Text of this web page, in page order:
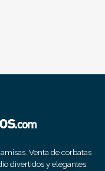
Venta de corbatas
divertidos y elegantes.